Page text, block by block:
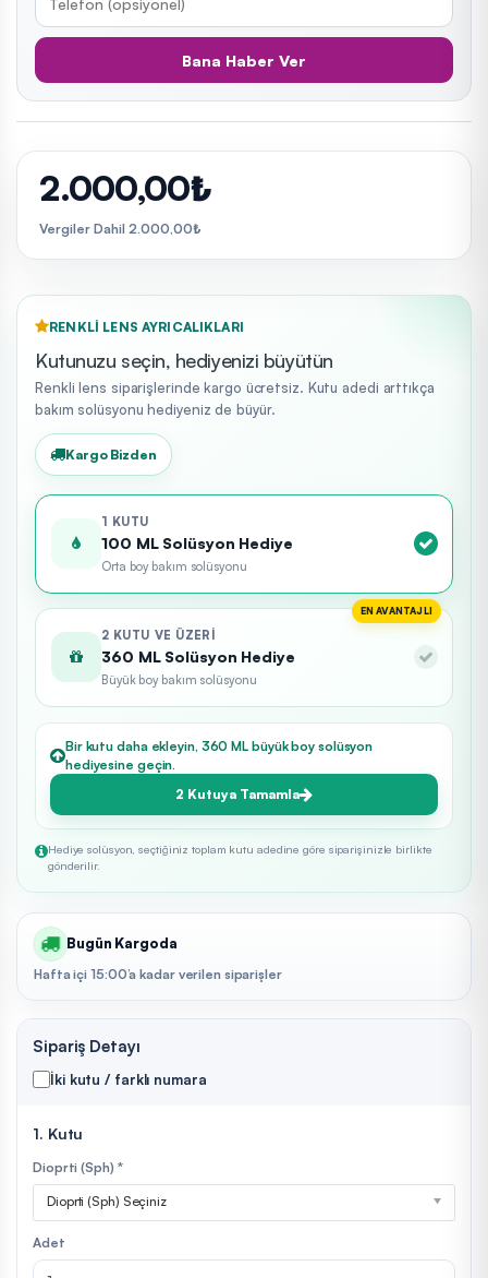
Bana Haber Ver
2.000,00₺
Vergiler Dahil 2.000,00₺
RENKLI LENS AYRICALIKLARI
Kutunuzu seçin, hediyenizi büyütün
Renkli lens siparişlerinde kargo ücretsiz. Kutu adedi arttıkça
bakım solüsyonu hediyeniz de büyür.
Kargo Bizden
1 KUTU
100 ML Solüsyon Hediye
Orta boy bakım solüsyonu
EN AVANTAJLI
2 KUTU VE ÜZERI
360 ML Solüsyon Hediye
Büyük boy bakım solüsyonu
Bir kutu daha ekleyin, 360 ML büyük boy solüsyon
hediyesine geçin.
2 Kutuya Tamamla
Hediye solüsyon, seçtiğiniz toplam kutu adedine göre siparişinizle birlikte
gönderilir.
Bugün Kargoda
Hafta içi 15:00’a kadar verilen siparişler
Sipariş Detayı
İki kutu / farklı numara
1. Kutu
Dioprti (Sph) *
Dioprti (Sph) Seçiniz
Adet